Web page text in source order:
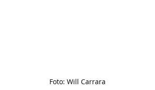
Foto: Will Carrara